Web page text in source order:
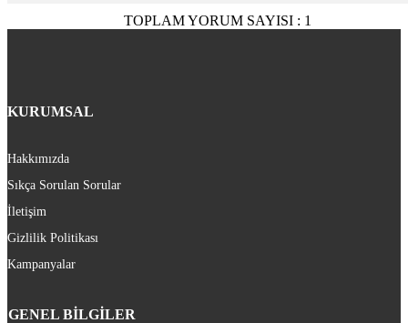
TOPLAM YORUM SAYISI : 1
KURUMSAL
Hakkımızda
Sıkça Sorulan Sorular
İletişim
Gizlilik Politikası
Kampanyalar
GENEL BİLGİLER